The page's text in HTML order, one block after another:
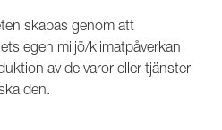
skapas genom att
egen miljö/klimatpåverkan
av de varor eller tjänster
den.